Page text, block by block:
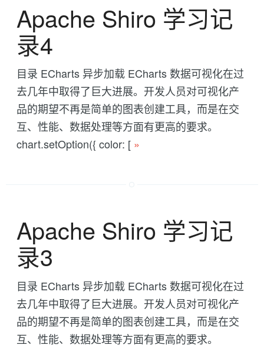
Apache Shiro 学习记
录4
目录 ECharts 异步加载 ECharts 数据可视化在过
去几年中取得了巨大进展。开发人员对可视化产
品的期望不再是简单的图表创建工具，而是在交
互、性能、数据处理等方面有更高的要求。
chart.setOption({ color: [ »
Apache Shiro 学习记
录3
目录 ECharts 异步加载 ECharts 数据可视化在过
去几年中取得了巨大进展。开发人员对可视化产
品的期望不再是简单的图表创建工具，而是在交
互、性能、数据处理等方面有更高的要求。